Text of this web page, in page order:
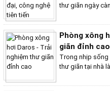
thư giãn ngày
ai đang tìm kiếm
Euroking, với sự
tiến và thiết kế
tuyệt vời nhất
Phòng xông
giãn đỉnh cao
Trong nhịp sống
thư giãn tại nhà
bạn những phút